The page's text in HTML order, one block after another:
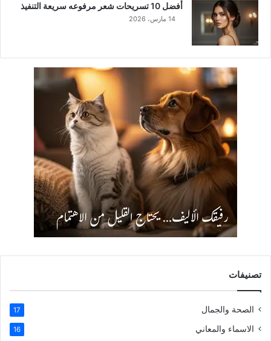
أفضل 10 تسريحات شعر مرفوعه سريعة التنفيذ
14 مارس، 2026
تصنيفات
الصحة والجمال 17
الاسماء والمعاني 16